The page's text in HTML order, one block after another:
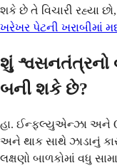
શકે છે તે વિચારી રહ્યા
ખરેખર પેટની ખરાબીમાં
શું શ્વસનતંત્રનો
બની શકે છે?
હા. ઈન્ફલ્યુએન્ઝા અને
અને થાક સાથે ઝાડાનું
લક્ષણો બાળકોમાં વધુ